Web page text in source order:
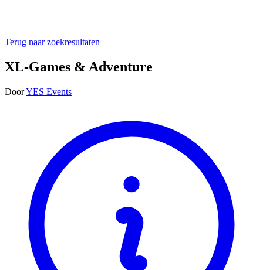
Terug naar zoekresultaten
XL-Games & Adventure
DoorYES Events